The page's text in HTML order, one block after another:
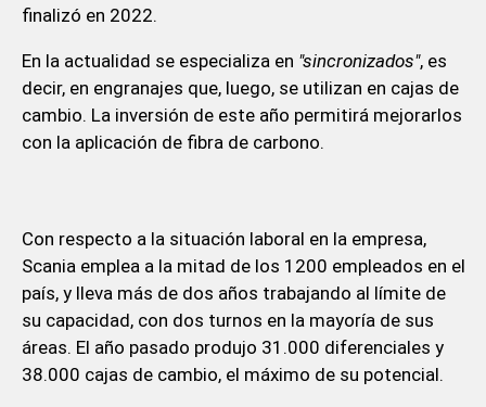
finalizó en 2022.
En la actualidad se especializa en "sincronizados", es
decir, en engranajes que, luego, se utilizan en cajas de
cambio. La inversión de este año permitirá mejorarlos
con la aplicación de fibra de carbono.
Con respecto a la situación laboral en la empresa,
Scania emplea a la mitad de los 1200 empleados en el
país, y lleva más de dos años trabajando al límite de
su capacidad, con dos turnos en la mayoría de sus
áreas. El año pasado produjo 31.000 diferenciales y
38.000 cajas de cambio, el máximo de su potencial.